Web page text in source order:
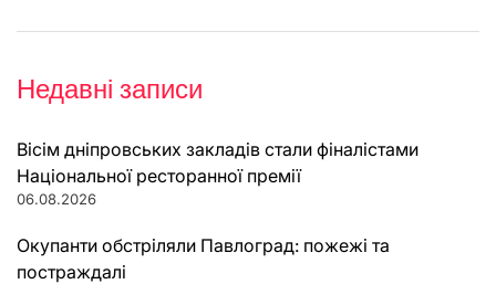
Недавні записи
Вісім дніпровських закладів стали фіналістами
Національної ресторанної премії
06.08.2026
Окупанти обстріляли Павлоград: пожежі та
постраждалі